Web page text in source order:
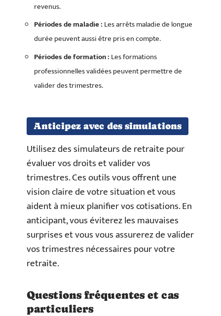
revenus.
Périodes de maladie : Les arrêts maladie de longue
durée peuvent aussi être pris en compte.
Périodes de formation : Les formations
professionnelles validées peuvent permettre de
valider des trimestres.
Anticipez avec des simulations
Utilisez des simulateurs de retraite pour
évaluer vos droits et valider vos
trimestres. Ces outils vous offrent une
vision claire de votre situation et vous
aident à mieux planifier vos cotisations. En
anticipant, vous éviterez les mauvaises
surprises et vous vous assurerez de valider
vos trimestres nécessaires pour votre
retraite.
Questions fréquentes et cas
particuliers